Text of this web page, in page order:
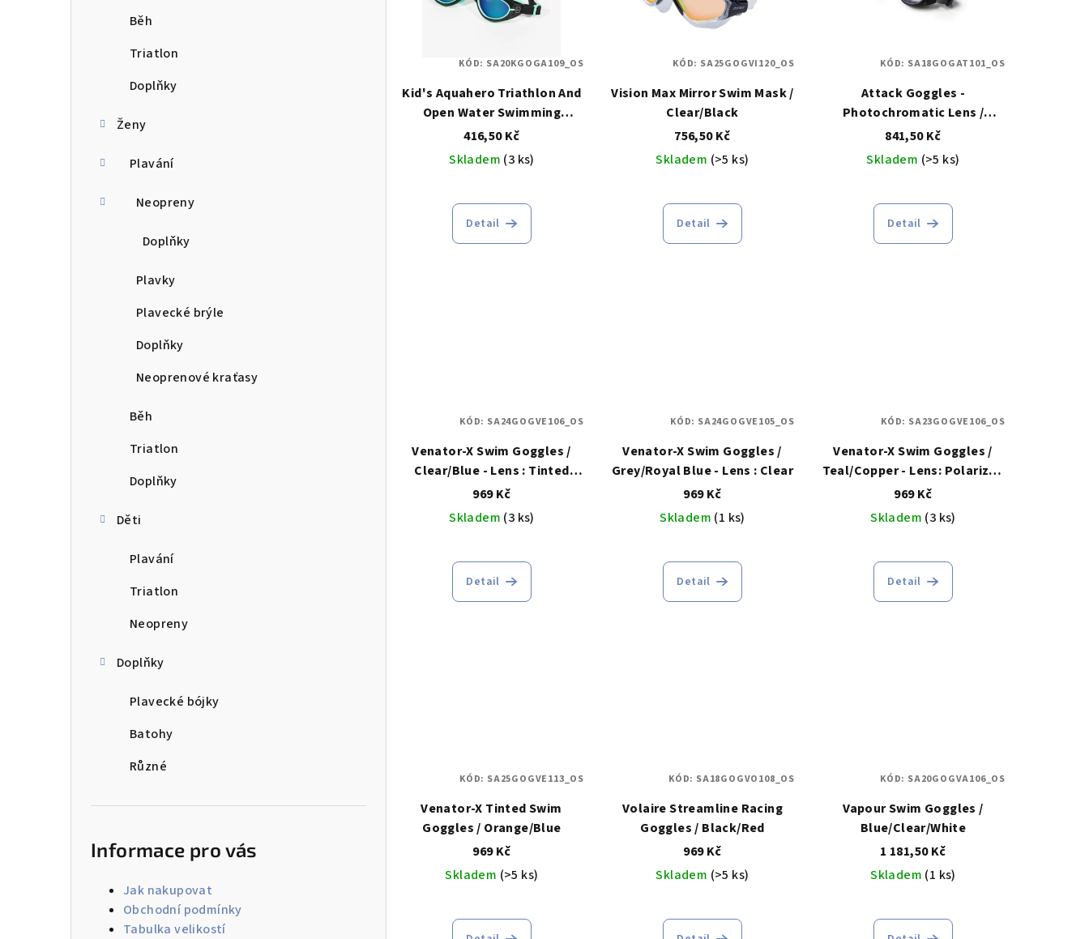
Běh
Triatlon
Doplňky
Ženy
Plavání
Neopreny
Doplňky
Plavky
Plavecké brýle
Doplňky
Neoprenové kraťasy
Běh
Triatlon
Doplňky
Děti
Plavání
Triatlon
Neopreny
Doplňky
Plavecké bójky
Batohy
Různé
Informace pro vás
Jak nakupovat
Obchodní podmínky
Tabulka velikostí
r
Kid's Aquahero Triathlon And
Open Water Swimming
Goggles / Green Revo
Mirror/Black/Green
416,50 Kč
Skladem (3 ks)
Detail
KÓD: SA20KGOGA109_OS
Vision Max Mirror Swim Mask /
Clear/Black
756,50 Kč
Skladem (>5 ks)
Detail
KÓD: SA25GOGVI120_OS
Attack Goggles -
Photochromatic Lens /
Black/Grey
841,50 Kč
Skladem (>5 ks)
Detail
KÓD: SA18GOGAT101_OS
Venator-X Swim Goggles /
Clear/Blue - Lens : Tinted
Blue
969 Kč
Skladem (3 ks)
Detail
KÓD: SA24GOGVE106_OS
Venator-X Swim Goggles /
Grey/Royal Blue - Lens : Clear
969 Kč
Skladem (1 ks)
Detail
KÓD: SA24GOGVE105_OS
Venator-X Swim Goggles /
Teal/Copper - Lens: Polarized
Revo Gold
969 Kč
Skladem (3 ks)
Detail
KÓD: SA23GOGVE106_OS
Venator-X Tinted Swim
Goggles / Orange/Blue
969 Kč
Skladem (>5 ks)
KÓD: SA25GOGVE113_OS
Volaire Streamline Racing
Goggles / Black/Red
969 Kč
Skladem (>5 ks)
KÓD: SA18GOGVO108_OS
Vapour Swim Goggles /
Blue/Clear/White
1 181,50 Kč
Skladem (1 ks)
KÓD: SA20GOGVA106_OS